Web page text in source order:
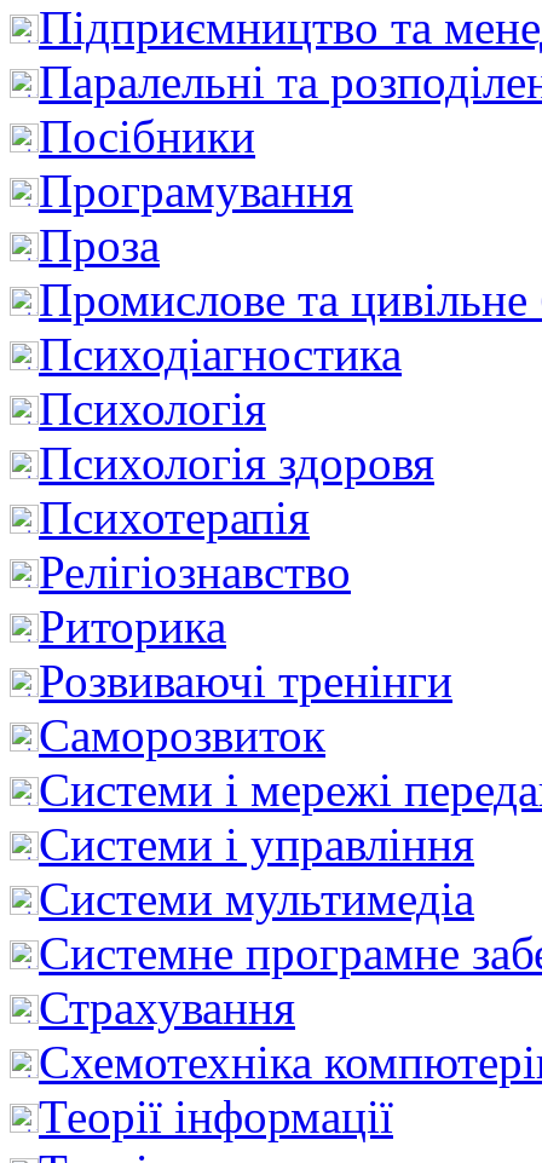
Підприємництво та
Паралельні та
Посібники
Програмування
Проза
Промислове та цивільне
Психодіагностика
Психологія
Психологія здоровя
Психотерапія
Релігіознавство
Риторика
Розвиваючі тренінги
Саморозвиток
Системи і мережі
Системи і управління
Системи мультимедіа
Системне програмне
Страхування
Схемотехніка
Теорії інформації